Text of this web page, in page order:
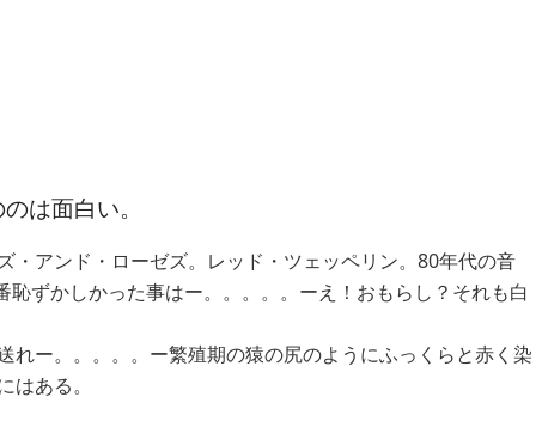
は面白い。
アンド・ローゼズ。レッド・ツェッペリン。80年代の音
ずかしかった事はー。。。。。ーえ！おもらし？それも白
ー。。。。。ー繁殖期の猿の尻のようにふっくらと赤く染
ある。